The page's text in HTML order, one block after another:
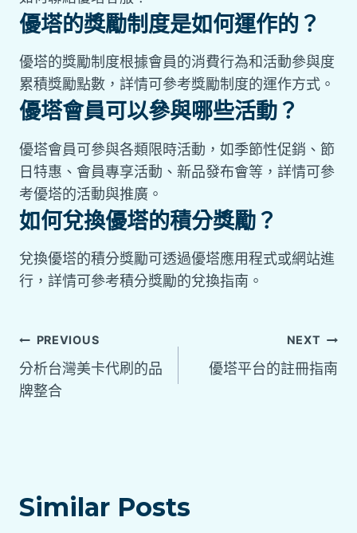
優塔的獎勵制度是如何運作的？
優塔的獎勵制度根據會員的消費行為和活動參與度
累積獎勵點數，詳情可參考獎勵制度的運作方式。
優塔會員可以參與哪些活動？
優塔會員可參與各類限時活動，如季節性促銷、節
日特惠、會員專享活動、新品發布會等，詳情可參
考優塔的活動與推廣。
如何兌換優塔的積分獎勵？
兌換優塔的積分獎勵可透過優塔應用程式或網站進
行，詳情可參考積分獎勵的兌換指南。
PREVIOUS
分析台灣美卡代刷的品
牌整合
NEXT
優塔平台的註冊指南
Similar Posts